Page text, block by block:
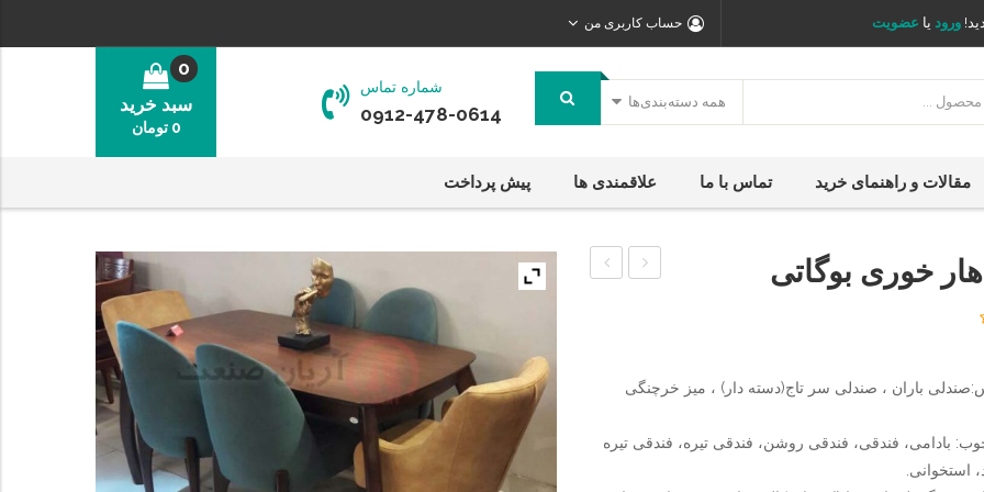
ورود یا عضویت حساب کاربری من
همه دسته‌بندی‌ها
شماره تماس
0912-478-0614 سبد خرید
0
0 تومان
مقالات و راهنمای خرید تماس با ما علاقمندی ها پیش پرداخت
بوگاتی
میز
گرد
خوری بوگاتی
باران ، صندلی سر تاج(دسته دار) ، میز خرچنگی
بادامی، فندقی، فندقی روشن، فندقی تیره، فندقی تیره
استخوانی.